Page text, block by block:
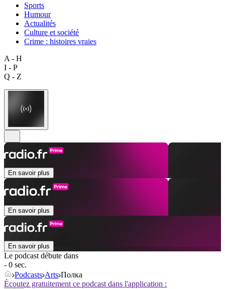
Sports
Humour
Actualités
Culture et société
Crime : histoires vraies
A - H
I - P
Q - Z
En savoir plus
En savoir plus
En savoir plus
Le podcast débute dans
- 0 sec.
Podcasts Arts Полка
Écoutez gratuitement ce podcast dans l'application :